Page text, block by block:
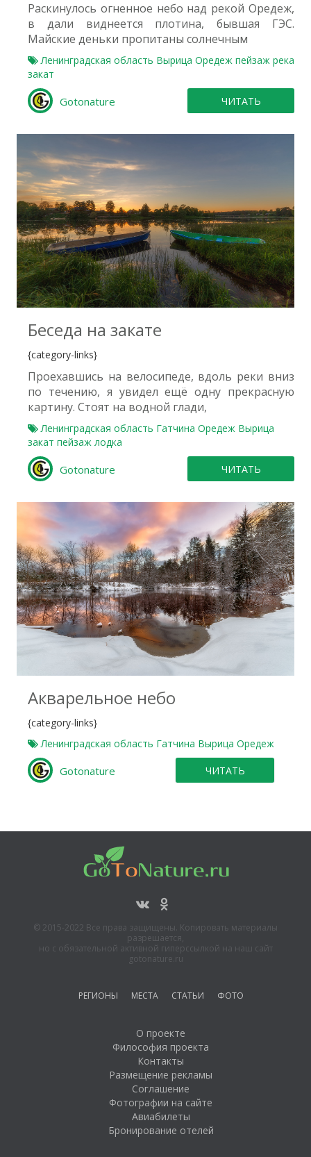
Раскинулось огненное небо над рекой Оредеж,
в дали виднеется плотина, бывшая ГЭС.
Майские деньки пропитаны солнечным
Ленинградская область Вырица Оредеж пейзаж река
закат
Gotonature ЧИТАТЬ
1
Беседа на закате
{category-links}
Проехавшись на велосипеде, вдоль реки вниз
по течению, я увидел ещё одну прекрасную
картину. Стоят на водной глади,
Ленинградская область Гатчина Оредеж Вырица
закат пейзаж лодка
Gotonature ЧИТАТЬ
Акварельное небо
{category-links}
Ленинградская область Гатчина Вырица Оредеж
Gotonature ЧИТАТЬ
© 2015-2022 Все права защищены. Копировать материалы
разрешается,
но с обязательной активной гиперссылкой на наш сайт
gotonature.ru
РЕГИОНЫ МЕСТА СТАТЬИ ФОТО
О проекте
Философия проекта
Контакты
Размещение рекламы
Соглашение
Фотографии на сайте
Авиабилеты
Бронирование отелей